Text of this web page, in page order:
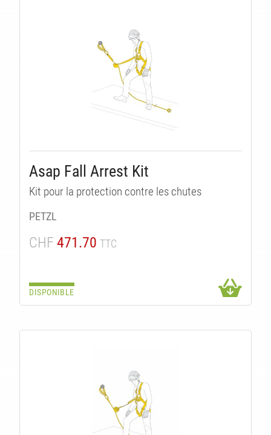
Asap Fall Arrest Kit
Kit pour la protection contre les chutes
PETZL
CHF 471.70 TTC
DISPONIBLE